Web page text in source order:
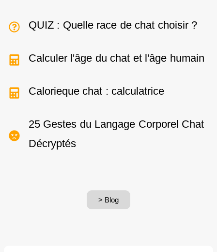
QUIZ : Quelle race de chat choisir ?
Calculer l'âge du chat et l'âge humain
Calorieque chat : calculatrice
25 Gestes du Langage Corporel Chat
Décryptés
> Blog